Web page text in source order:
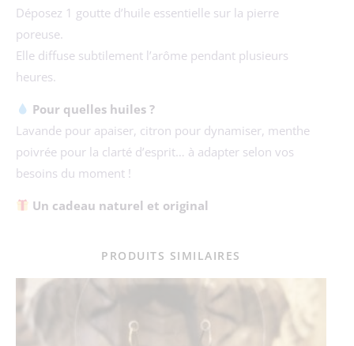
Déposez 1 goutte d’huile essentielle sur la pierre
poreuse.
Elle diffuse subtilement l’arôme pendant plusieurs
heures.
Pour quelles huiles ?
Lavande pour apaiser, citron pour dynamiser, menthe
poivrée pour la clarté d’esprit… à adapter selon vos
besoins du moment !
Un cadeau naturel et original
PRODUITS SIMILAIRES